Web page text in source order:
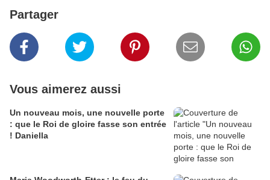
Partager
Vous aimerez aussi
Un nouveau mois, une nouvelle porte
: que le Roi de gloire fasse son entrée
! Daniella